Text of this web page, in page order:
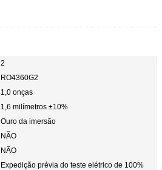
2
RO4360G2
1,0 onças
1,6 milímetros ±10%
Ouro da imersão
NÃO
NÃO
Expedição prévia do teste elétrico de 100%